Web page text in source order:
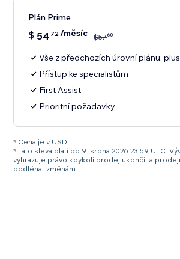
Plán Prime
$ 54 72/měsíc $5760
Vše z předchozích úrovní plánu,
Přístup ke specialistům
First Assist
Prioritní požadavky
* Cena je v USD.
* Tato sleva platí do 9. srpna 2026 23:59 UTC.
vyhrazuje právo kdykoli prodej ukončit a
podléhat změnám.